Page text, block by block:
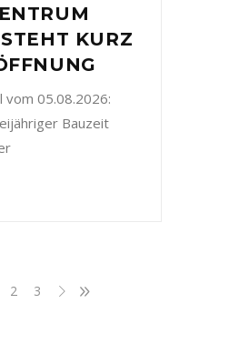
KURZ
vom 05.08.2026:
Bauzeit
2 3